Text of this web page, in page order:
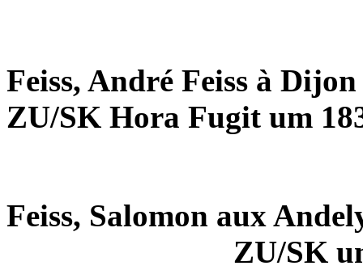
Feiss, André Feiss à
ZU/SK Hora Fugit um
Feiss, Salomon aux
ZU/SK